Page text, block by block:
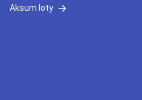
Aksum loty